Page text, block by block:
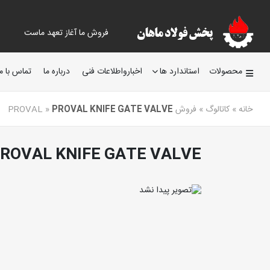
فروش ما آغاز تعهد ماست
محصولات استاندارد ها اخبارواطلاعات فنی درباره ما تماس با
خانه » کاتالوگ » فروش PROVAL » PROVAL KNIFE GATE VALVE
KNIFE GATE VALVE